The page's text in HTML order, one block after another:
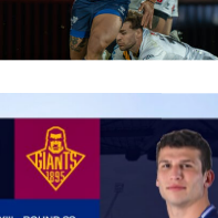
Rennie’s Olympian Journey